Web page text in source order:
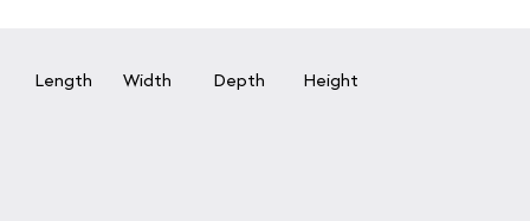
Length Width Depth Height